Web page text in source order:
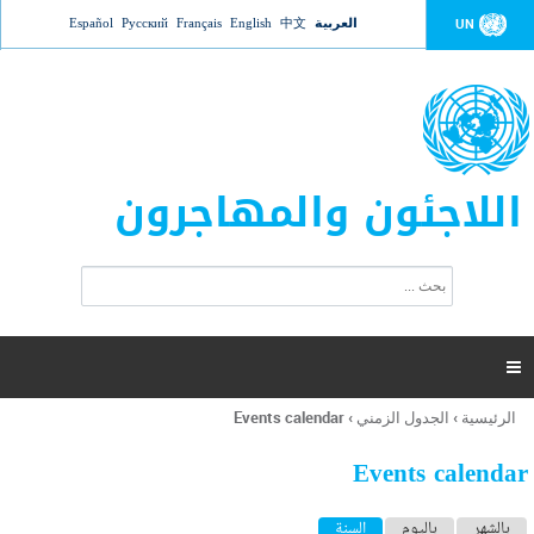
Jump to navigation UN العربية 中文
English
Français
Русский
Español
اللاجئون والمهاجرون
ت
ر
ل
ح
ب

أنت
هنا
الرئيسية › الجدول الزمني ›
Events calendar
Events calendar